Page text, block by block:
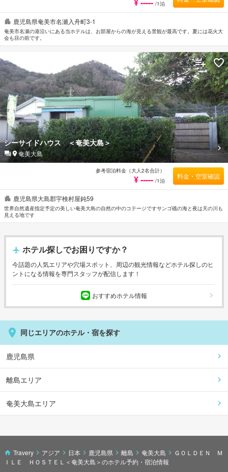
鹿児島県奄美市名瀬入舟町3-1
奄美市名瀬の港沿いにある当ホテルは、お部屋からの海が見える景観が最高です。夏には花火大
会も目の前です。
/1泊
鹿児島県大島郡宇検村屋鈍59
世界自然遺産指定予定の美しい奄美大島の自然の中のコテージですサンゴ礁の海と夜は天の川も
見える地です
シーサイドハウス ＜奄美大島＞
奄美大島
参考宿泊料金（大人2名合計）
¥ ----- /1泊
料金・空室確認
ホテル探しでお困りですか？
今話題の人気エリアや穴場スポット、周辺の観光情報などホテル探しのヒ
ントになる情報を専門スタッフが配信します！
おすすめホテル情報
同じエリアのホテル・宿を探す
鹿児島県
離島エリア
奄美大島エリア
Travery アジア 日本 鹿児島県 離島 奄美大島
ＧＯＬＤＥＮ Ｍ
ＩＬＥ ＨＯＳＴＥＬ＜奄美大島＞のホテル予約・宿泊情報